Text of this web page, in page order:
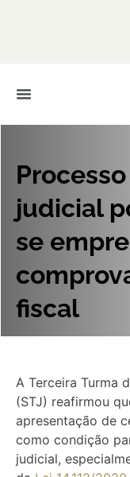
judicial
se
fiscal
A Terceira Turma
(STJ) reafirmou
apresentação de
como condição
judicial,